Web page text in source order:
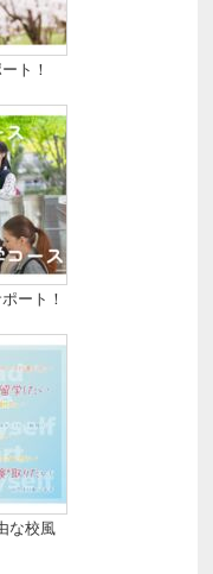
ト！
ート！
な校風